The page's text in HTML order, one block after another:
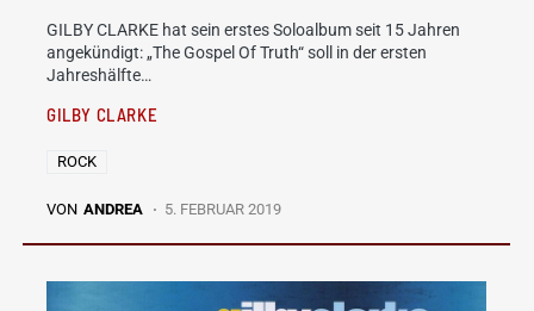
GILBY CLARKE hat sein erstes Soloalbum seit 15 Jahren
angekündigt: „The Gospel Of Truth“ soll in der ersten
Jahreshälfte…
GILBY CLARKE
ROCK
VON ANDREA 5. FEBRUAR 2019